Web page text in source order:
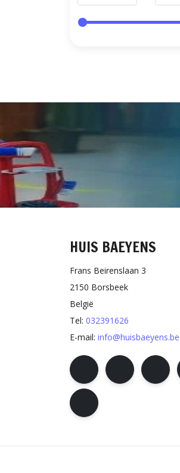
HUIS BAEYENS
Frans Beirenslaan 3
2150 Borsbeek
België
Tel: 032391626
E-mail: info@huisbaeyens.be